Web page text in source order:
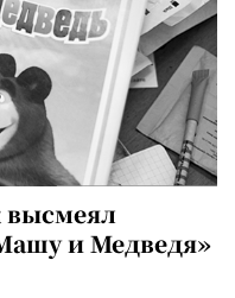
высмеял
и Медведя»